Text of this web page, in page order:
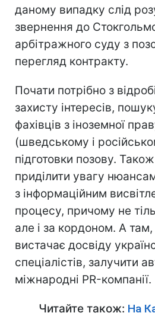
даному випадку слід
звернення до
арбітражного суду з
перегляд контракту.
Почати потрібно з
захисту інтересів,
фахівців з іноземної
(шведському і
підготовки позову.
приділити увагу
з інформаційним
процесу, причому не
але і за кордоном. А
вистачає досвіду
спеціалістів, залучити
міжнародні PR-компанії.
Читайте також: На